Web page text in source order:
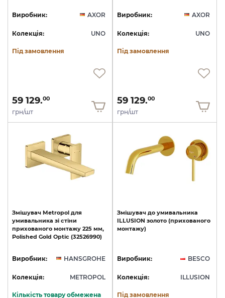
Виробник: AXOR
Колекція: UNO
Під замовлення
59 129.00
грн/шт
Виробник: AXOR
Колекція: UNO
Під замовлення
59 129.00
грн/шт
Змішувач Metropol для
умивальника зі стіни
прихованого монтажу 225 мм,
Polished Gold Optic (32526990)
Виробник: HANSGROHE
Колекція: METROPOL
Кількість товару обмежена
Змішувач до умивальника
ILLUSION золото (прихованого
монтажу)
Виробник: BESCO
Колекція: ILLUSION
Під замовлення